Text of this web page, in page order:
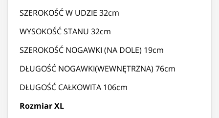
SZEROKOŚĆ W UDZIE 32cm
WYSOKOŚĆ STANU 32cm
SZEROKOŚĆ NOGAWKI (NA DOLE) 19cm
DŁUGOŚĆ NOGAWKI(WEWNĘTRZNA) 76cm
DŁUGOŚĆ CAŁKOWITA 106cm
Rozmiar XL